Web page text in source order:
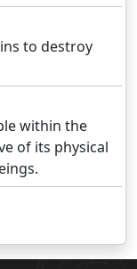
to destroy
within the
of its physical